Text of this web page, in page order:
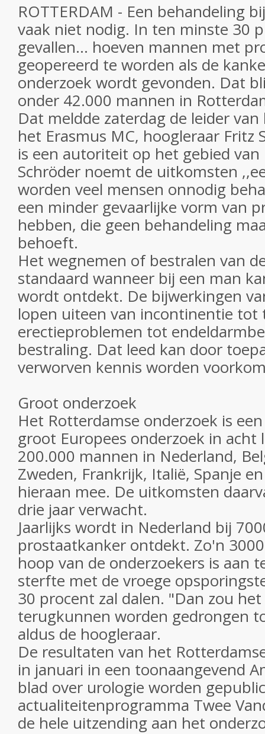
ROTTERDAM - Een behandeling
vaak niet nodig. In ten minste 30
gevallen... hoeven mannen met
geopereerd te worden als de
onderzoek wordt gevonden. Dat
onder 42.000 mannen in
Dat meldde zaterdag de leider
het Erasmus MC, hoogleraar Fritz
is een autoriteit op het gebied
Schröder noemt de uitkomsten
worden veel mensen onnodig
een minder gevaarlijke vorm van
hebben, die geen behandeling
behoeft.
Het wegnemen of bestralen van
standaard wanneer bij een man
wordt ontdekt. De bijwerkingen
lopen uiteen van incontinentie tot
erectieproblemen tot
bestraling. Dat leed kan door
verworven kennis worden
Groot onderzoek
Het Rotterdamse onderzoek is
groot Europees onderzoek in acht
200.000 mannen in Nederland,
Zweden, Frankrijk, Italië, Spanje
hieraan mee. De uitkomsten
drie jaar verwacht.
Jaarlijks wordt in Nederland bij
prostaatkanker ontdekt. Zo'n
hoop van de onderzoekers is aan
sterfte met de vroege
30 procent zal dalen. "Dan zou
terugkunnen worden gedrongen
aldus de hoogleraar.
De resultaten van het
in januari in een toonaangevend
blad over urologie worden
actualiteitenprogramma Twee
de hele uitzending aan het